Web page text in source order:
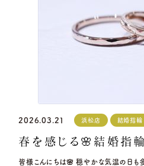
2026.03.21 浜松店 結婚指輪
春を感じる🌸結婚指
皆様こんにちは🌸 穏やかな気温の日も多